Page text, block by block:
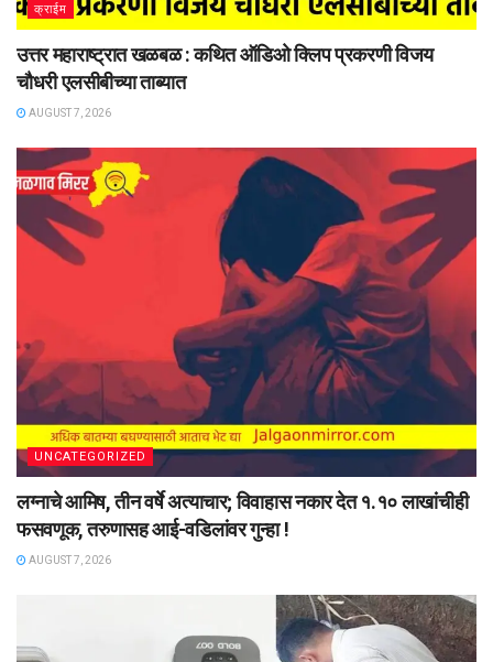
क्राईम
उत्तर महाराष्ट्रात खळबळ : कथित ऑडिओ क्लिप प्रकरणी विजय
चौधरी एलसीबीच्या ताब्यात
AUGUST 7, 2026
UNCATEGORIZED
लग्नाचे आमिष, तीन वर्षे अत्याचार; विवाहास नकार देत १.१० लाखांचीही
फसवणूक, तरुणासह आई-वडिलांवर गुन्हा !
AUGUST 7, 2026